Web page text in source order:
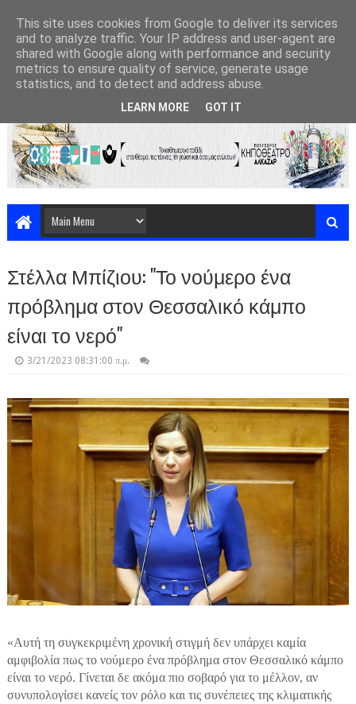
Στέλλα Μπίζιου: "Το νούμερο ένα
πρόβλημα στον Θεσσαλικό κάμπο
είναι το νερό"
3/21/2023 08:31:00 π.μ.
«Αυτή τη συγκεκριμένη χρονική στιγμή δεν υπάρχει καμία
αμφιβολία πως το νούμερο ένα πρόβλημα στον Θεσσαλικό κάμπο
είναι το νερό. Γίνεται δε ακόμα πιο σοβαρό για το μέλλον, αν
συνυπολογίσει κανείς τον ρόλο και τις συνέπειες της κλιματικής
This site uses cookies from Google to deliver its services
and to analyze traffic. Your IP address and user-agent are
shared with Google along with performance and security
metrics to ensure quality of service, generate usage
statistics, and to detect and address abuse.
LEARN MORE GOT IT